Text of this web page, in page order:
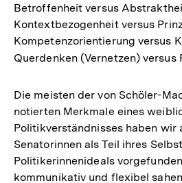
Betroffenheit versus
Kontextbezogenheit versus
Kompetenzorientierung versus
Querdenken (Vernetzen) versus
Die meisten der von Schöler-
notierten Merkmale eines
Politikverständnisses haben wir
Senatorinnen als Teil ihres
Politikerinnenideals
kommunikativ und flexibel